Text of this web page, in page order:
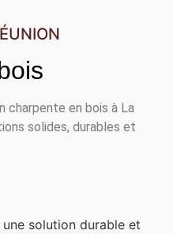
charpente en bois à La
solides, durables et
solution durable et